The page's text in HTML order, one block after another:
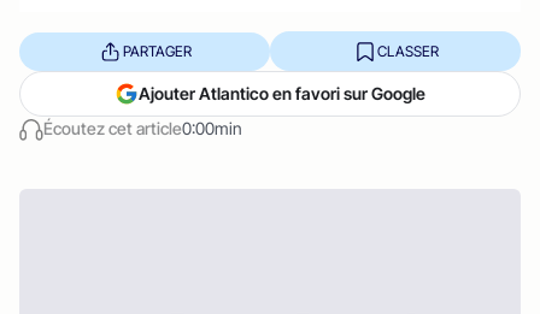
Écoutez cet article0:00min
PARTAGER CLASSER
Ajouter Atlantico en favori sur Google